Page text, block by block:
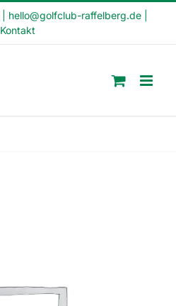
hello@golfclub-raffelberg.de
Kontakt